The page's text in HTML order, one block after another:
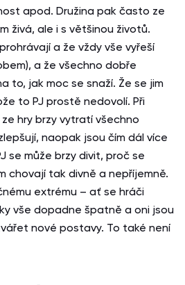
apod. Družina pak často ze
živá, ale i s většinou životů.
a že vždy vše vyřeší
a že všechno dobře
to, jak moc se snaží. Že se jim
to PJ prostě nedovolí. Při
hry brzy vytratí všechno
naopak jsou čím dál více
se může brzy divit, proč se
chovají tak divně a nepříjemně.
extrému – ať se hráči
vše dopadne špatně a oni jsou
nové postavy. To také není